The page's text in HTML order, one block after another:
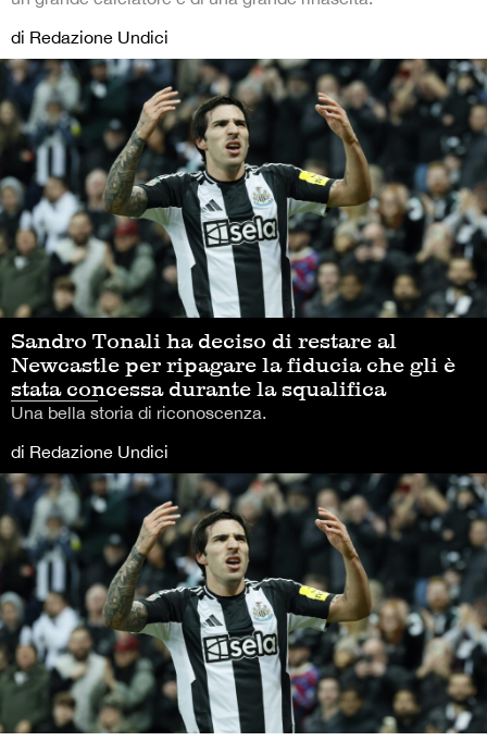
di Redazione Undici
Sandro Tonali ha deciso di restare al
Newcastle per ripagare la fiducia che gli è
stata concessa durante la squalifica
Una bella storia di riconoscenza.
di Redazione Undici